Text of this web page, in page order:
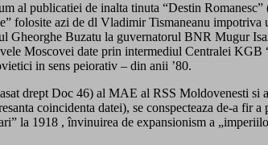
al publicatiei de inalta tinuta “Destin Romanesc”
folosite azi de dl Vladimir Tismaneanu
Buzatu la guvernatorul BNR Mugur
Moscovei date prin intermediul Centralei KGB
in sens peiorativ – din anii ’80.
drept Doc 46) al MAE al RSS Moldovenesti
datei), se conspecteaza de-a fir a
la 1918 , învinuirea de expansionism a